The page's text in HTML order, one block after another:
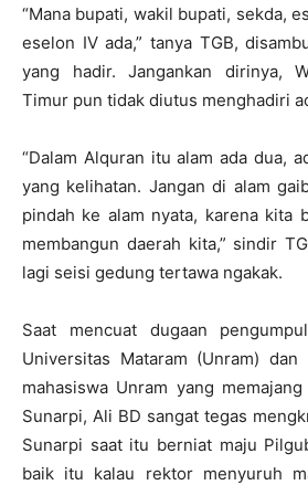
“Mana bupati, wakil bupati, sekda,
eselon IV ada,” tanya TGB,
yang hadir. Jangankan dirinya,
Timur pun tidak diutus menghadiri
“Dalam Alquran itu alam ada dua,
yang kelihatan. Jangan di alam
pindah ke alam nyata, karena kita
membangun daerah kita,” sindir
lagi seisi gedung tertawa ngakak.
Saat mencuat dugaan
Universitas Mataram (Unram) dan
mahasiswa Unram yang
Sunarpi, Ali BD sangat tegas
Sunarpi saat itu berniat maju
baik itu kalau rektor menyuruh